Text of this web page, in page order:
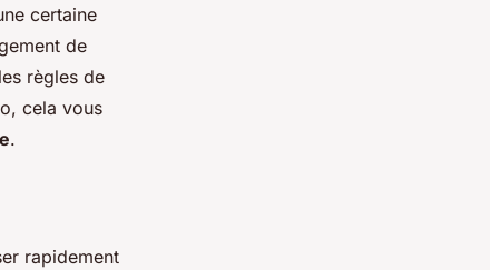
certaine
de
règles de
cela vous
.
rapidement